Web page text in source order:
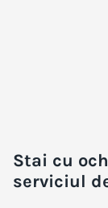
Stai cu
serviciul